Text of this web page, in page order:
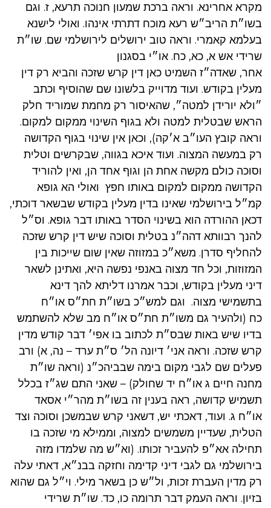
מקרא אחרינא. וראה ברכת שמעון חנוכה תרעא, ז. וגם
בשו״ת הריב״ש רעא מוכח דתרתי אינהו. ואולי לישנא
בעלמא קאמרי. וראה טוב ירושלים לירושלמי שם. שו״ת
שרידי אש א, כא, כח. או״י בסגנון
אחר, שאדה״ז השמיט כאן דין קרש שזכה והביא רק דין
מעלין בקודש. ועוד מדוייק בלשונו שם שהוסיף וכתב
״ולא יורידן למטה״, שהאיסור רק מחמת שמוריד חלק
הראש שבטלית למטה ולא בגוף השינוי ממקום למקום.
וראה קובץ העו״ב א׳קה), וכאן אין שינוי בגוף הקדושה
רק במעשה המצוה. ועוד איכא בגווה, שבקרשים וטלית
וסוכה כולם מקשה אחת הן וגוף אחד הן, ואין להוריד
הקדושה ממקום למקום באותו חפץ ואולי הא גופא
קמ״ל בירושלמי שאינו בדין מעלין בקודש שבשאר דוכתי,
דכאן ההורדה הוא בשינוי הסדר באותו דבר גופא. וס״ל
להנך רבוותא דהה״נ בטלית וסוכה שיש דין קרש שזכה
להחליף סדרן. משא״כ במזוזה שאין שום שייכות בין
המזוזות, וכל חד מצוה באנפי נפשה היא, ואתינן לשאר
דיני מעלין בקודש, וכבר אמרנו דליתא להך דינא
בתשמישי מצוה. וגם למש״כ בשו״ת חת״ס או״ח
כח (ולהעיר גם משו״ת חת״ס או״ח מב שלא להשתמש
בדיו שיש באות שבס״ת לכתוב בו אפי׳ דבר קודש מדין
קרש שזכה. וראה אני׳ דיונה הל׳ ס״ת ערד – נה, א) ורב
פעלים שם לגבי מקום בימה שבביהכ״נ (וראה שו״ת
מחנה חיים ג או״ח יד שחולק) – שאני התם שג״ז בכלל
תשמיש קדושה, ראה בענין זה בשו״ת מהר״י אסאד
או״ח ג. ועוד, דאכתי יש, דשאני קרש שבמשכן וסוכה וצד
הטלית, שעדיין משמשים למצוה, וממילא מי שזכה בו
תחילה אא״פ להעביר זכותו. (וא״ש מה שלמדו מזה
בירושלמי גם לגבי דיני קדימה וחזקה בבנ״א, דאתי עלה
רק מדין העברת זכות, ול״ש כן בשאר מילי. וי״ל גם שהוא
בזיון. וראה העמק דבר תרומה כו, כד. שו״ת שרידי